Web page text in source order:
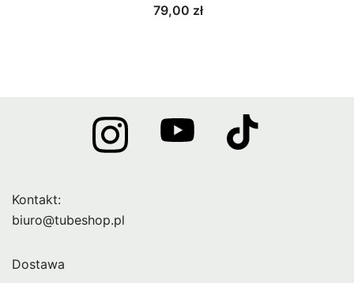
79,00 zł
Kontakt:
biuro@tubeshop.pl
Dostawa